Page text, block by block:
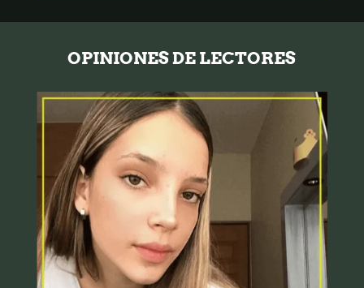
OPINIONES DE LECTORES